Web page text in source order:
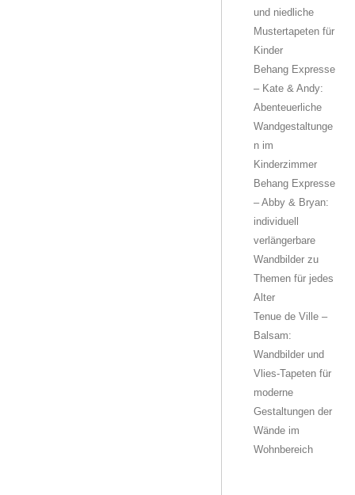
und niedliche
Mustertapeten für
Kinder
Behang Expresse
– Kate & Andy:
Abenteuerliche
Wandgestaltunge
n im
Kinderzimmer
Behang Expresse
– Abby & Bryan:
individuell
verlängerbare
Wandbilder zu
Themen für jedes
Alter
Tenue de Ville –
Balsam:
Wandbilder und
Vlies-Tapeten für
moderne
Gestaltungen der
Wände im
Wohnbereich